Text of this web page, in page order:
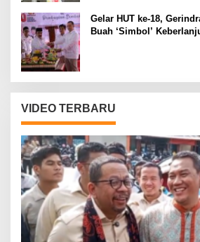
Gelar HUT ke-18,
Buah ‘Simbol’
VIDEO TERBARU